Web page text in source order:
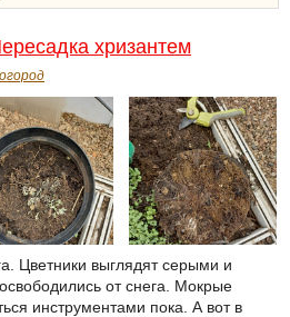
хризантем
Цветники выглядят серыми и
от снега. Мокрые
инструментами пока. А вот в